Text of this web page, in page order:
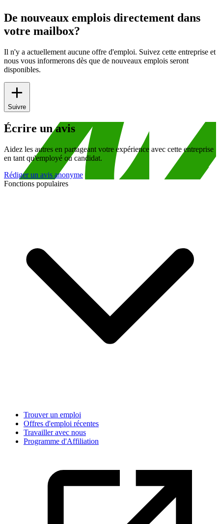
De nouveaux emplois directement dans
votre mailbox?
Il n'y a actuellement aucune offre d'emploi. Suivez cette entreprise et
nous vous informerons dès que de nouveaux emplois seront
disponibles.
Suivre
Écrire un avis
Aidez les autres en partageant votre expérience avec cette entreprise
en tant qu'employé ou candidat.
Rédiger un avis anonyme
Fonctions populaires
Trouver un emploi
Offres d'emploi récentes
Travailler avec nous
Programme d'Affiliation